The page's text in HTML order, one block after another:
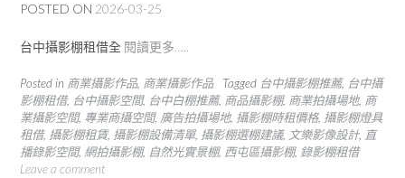
POSTED ON 2026-03-25
台中攝影棚租借全 閱讀更多…..
Posted in 商業攝影作品, 商業攝影作品 Tagged 台中攝影棚推薦, 台中攝
影棚租借, 台中攝影空間, 台中白棚推薦, 商品攝影棚, 商業拍攝場地, 商
業攝影空間, 專業商攝空間, 廣告拍攝場地, 攝影棚時租價格, 攝影棚燈具
租借, 攝影棚租賃, 攝影棚設備清單, 攝影棚選棚建議, 文樂影像設計, 直
播錄影空間, 網拍攝影棚, 自然光實景棚, 西屯區攝影棚, 錄影棚租借
Leave a comment